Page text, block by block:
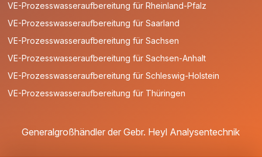
VE-Prozesswasseraufbereitung für Rheinland-Pfalz
VE-Prozesswasseraufbereitung für Saarland
VE-Prozesswasseraufbereitung für Sachsen
VE-Prozesswasseraufbereitung für Sachsen-Anhalt
VE-Prozesswasseraufbereitung für Schleswig-Holstein
VE-Prozesswasseraufbereitung für Thüringen
Generalgroßhändler der Gebr. Heyl Analysentechnik